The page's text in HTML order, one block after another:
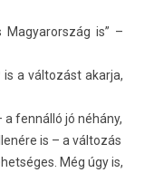
is” –
a változást akar­ja,
a fennálló jó néhány,
is – a változás
Még úgy is,